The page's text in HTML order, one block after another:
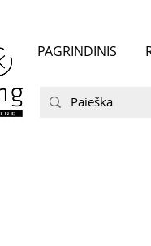
PAGRINDINIS